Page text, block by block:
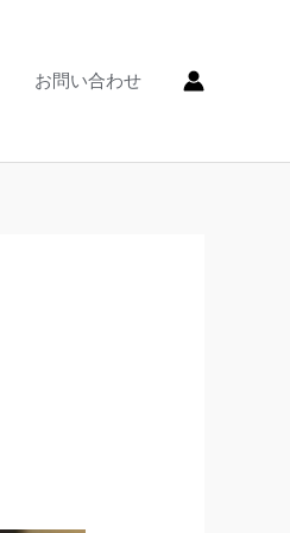
お問い合わせ